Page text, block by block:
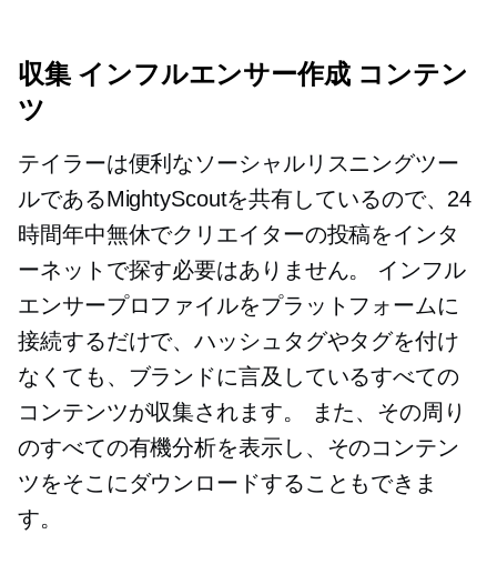
収集 インフルエンサー作成コンテン
ツ
テイラーは便利なソーシャルリスニングツー
ルであるMightyScoutを共有しているので、24
時間年中無休でクリエイターの投稿をインタ
ーネットで探す必要はありません。 インフル
エンサープロファイルをプラットフォームに
接続するだけで、ハッシュタグやタグを付け
なくても、ブランドに言及しているすべての
コンテンツが収集されます。 また、その周り
のすべての有機分析を表示し、そのコンテン
ツをそこにダウンロードすることもできま
す。